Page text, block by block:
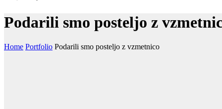
Podarili smo posteljo z
Home Portfolio Podarili smo posteljo z vzmetnico